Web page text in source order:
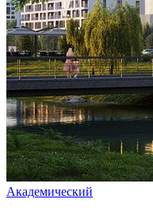
Академический